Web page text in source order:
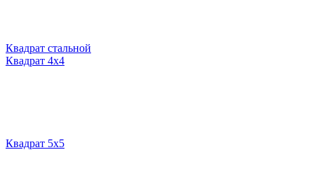
Квадрат стальной
Квадрат 4х4
Квадрат 5х5